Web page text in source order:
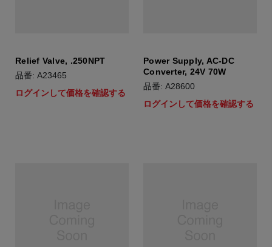
Relief Valve, .250NPT
品番: A23465
ログインして価格を確認する
Power Supply, AC-DC
Converter, 24V 70W
品番: A28600
ログインして価格を確認する